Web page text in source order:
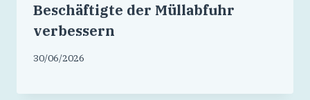
Beschäftigte der Müllabfuhr
verbessern
30/06/2026